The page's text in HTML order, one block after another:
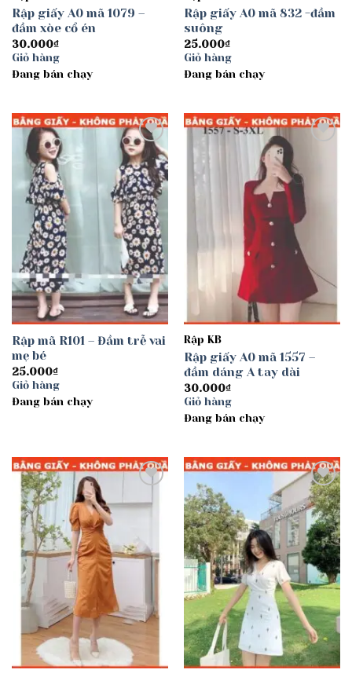
Rập giấy A0 mã 1079 –
đầm xòe cổ én
30.000₫
Giỏ hàng
Đang bán chạy
Rập giấy A0 mã 832 -đầm
suông
25.000₫
Giỏ hàng
Đang bán chạy
Add to
wishlist
Rập mã R101 – Đầm trễ vai
mẹ bé
25.000₫
Giỏ hàng
Đang bán chạy
wishlist
Rập KB
Rập giấy A0 mã 1557 –
đầm dáng A tay dài
30.000₫
Giỏ hàng
Đang bán chạy
wishlist
Add to
wishlist